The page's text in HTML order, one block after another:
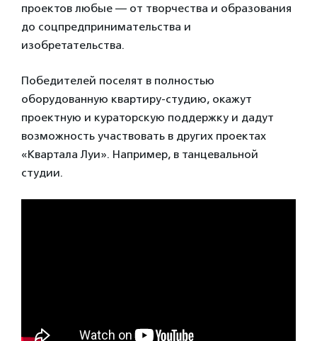
проектов любые — от творчества и образования
до соцпредпринимательства и
изобретательства.
Победителей поселят в полностью
оборудованную квартиру-студию, окажут
проектную и кураторскую поддержку и дадут
возможность участвовать в других проектах
«Квартала Луи». Например, в танцевальной
студии.